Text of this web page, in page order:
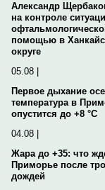
Александр
на контроле
помощью в
округе
05.08 |
Первое дыхание
температура в
опустится до +8 °C
04.08 |
Жара до +35: что
Приморье после
дождей